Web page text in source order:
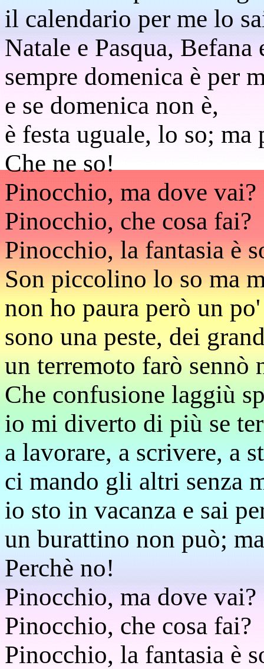
il calendario per me lo
Natale e Pasqua, Befana
sempre domenica è per
e se domenica non è,
è festa uguale, lo so; ma
Che ne so!
Pinocchio, ma dove vai?
Pinocchio, che cosa fai?
Pinocchio, la fantasia è
Son piccolino lo so ma
non ho paura però un
sono una peste, dei
un terremoto farò sennò
Che confusione laggiù
io mi diverto di più se
a lavorare, a scrivere, a
ci mando gli altri senza
io sto in vacanza e sai
un burattino non può;
Perchè no!
Pinocchio, ma dove vai?
Pinocchio, che cosa fai?
Pinocchio, la fantasia è